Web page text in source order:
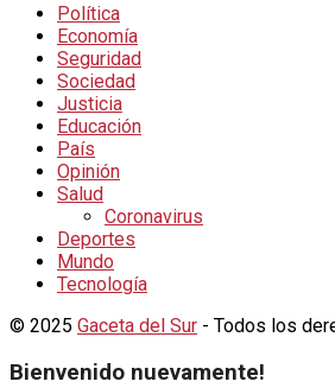
Política
Economía
Seguridad
Sociedad
Justicia
Educación
País
Opinión
Salud
Coronavirus
Deportes
Mundo
Tecnología
© 2025 Gaceta del Sur - Todos los
Bienvenido nuevamente!